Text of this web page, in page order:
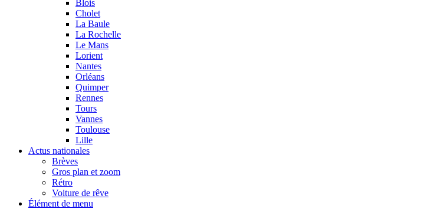
Blois
Cholet
La Baule
La Rochelle
Le Mans
Lorient
Nantes
Orléans
Quimper
Rennes
Tours
Vannes
Toulouse
Lille
Actus nationales
Brèves
Gros plan et zoom
Rétro
Voiture de rêve
Élément de menu